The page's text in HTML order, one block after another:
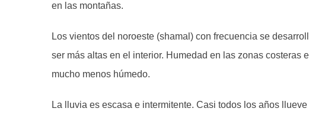
en las montañas.
Los vientos del noroeste (shamal) con frecuencia se
ser más altas en el interior. Humedad en las zonas costeras
mucho menos húmedo.
La lluvia es escasa e intermitente. Casi todos los años